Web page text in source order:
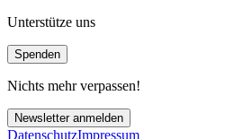
Unterstütze uns
Spenden
Nichts mehr verpassen!
Newsletter anmelden
DatenschutzImpressum